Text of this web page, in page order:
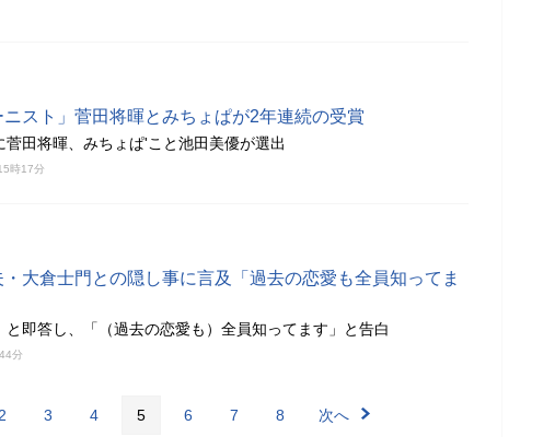
ニスト」菅田将暉とみちょぱが2年連続の受賞
菅田将暉、みちょぱ'こと池田美優が選出
時17分
大倉士門との隠し事に言及「過去の恋愛も全員知ってま
と即答し、「（過去の恋愛も）全員知ってます」と告白
分
2 3 4 5 6 7 8 次へ